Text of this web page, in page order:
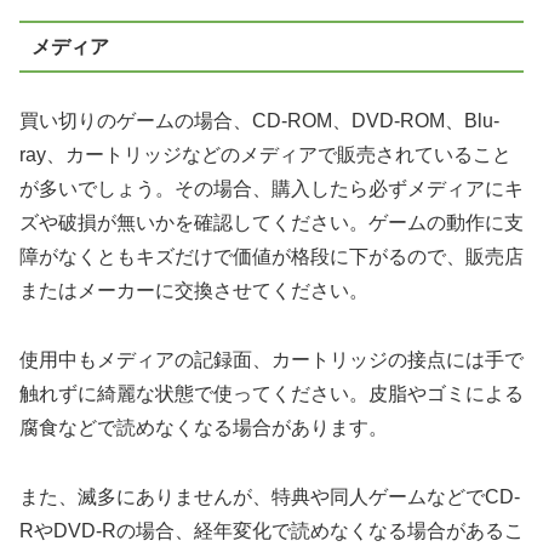
メディア
買い切りのゲームの場合、CD-ROM、DVD-ROM、Blu-
ray、カートリッジなどのメディアで販売されていること
が多いでしょう。その場合、購入したら必ずメディアにキ
ズや破損が無いかを確認してください。ゲームの動作に支
障がなくともキズだけで価値が格段に下がるので、販売店
またはメーカーに交換させてください。
使用中もメディアの記録面、カートリッジの接点には手で
触れずに綺麗な状態で使ってください。皮脂やゴミによる
腐食などで読めなくなる場合があります。
また、滅多にありませんが、特典や同人ゲームなどでCD-
RやDVD-Rの場合、経年変化で読めなくなる場合があるこ